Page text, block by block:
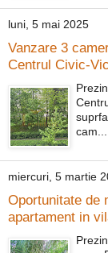
luni, 5 mai 2025
Vanzare 3
Centrul Civic-
cam...
miercuri, 5 martie
Oportunitate de
apartament in